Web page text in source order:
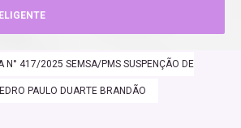
N° 417/2025 SEMSA/PMS SUSPENÇÃO DE
PAULO DUARTE BRANDÃO